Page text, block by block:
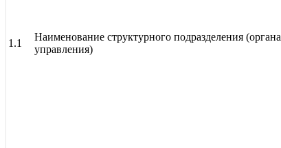
1.1
Наименование структурного подразделения (органа
управления)